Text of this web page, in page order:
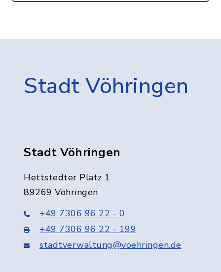
Stadt Vöhringen
Stadt Vöhringen
Hettstedter Platz 1
89269 Vöhringen
+49 7306 96 22 - 0
+49 7306 96 22 - 199
stadtverwaltung@voehringen.de